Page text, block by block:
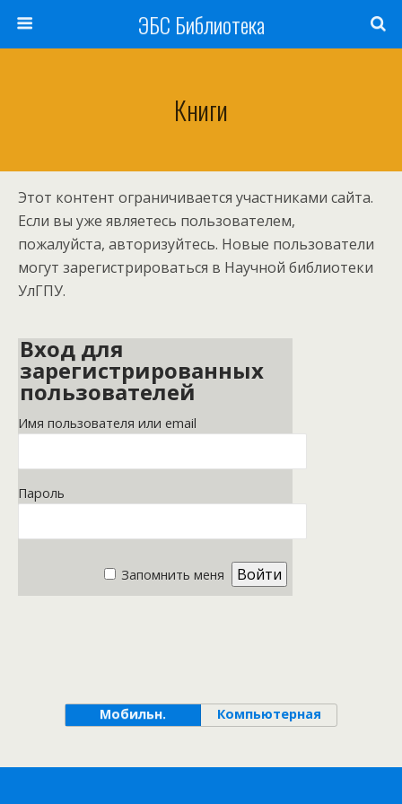
ЭБС Библиотека
Книги
Этот контент ограничивается участниками сайта.
Если вы уже являетесь пользователем,
пожалуйста, авторизуйтесь. Новые пользователи
могут зарегистрироваться в Научной библиотеки
УлГПУ.
Вход для
зарегистрированных
пользователей
Имя пользователя или email
Пароль
Запомнить меня
Мобильн. Компьютерная